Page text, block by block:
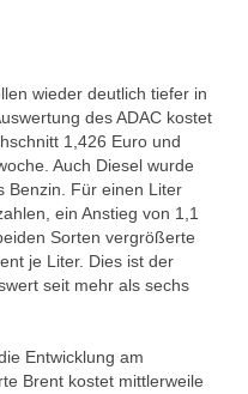
wieder deutlich tiefer in
des ADAC kostet
1,426 Euro und
Auch Diesel wurde
Benzin. Für einen Liter
ein Anstieg von 1,1
Sorten vergrößerte
je Liter. Dies ist der
seit mehr als sechs
Entwicklung am
Brent kostet mittlerweile